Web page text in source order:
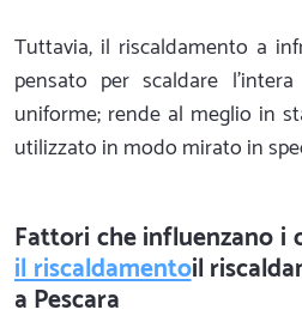
Tuttavia, il riscaldamento a
pensato per scaldare
uniforme; rende al meglio in
utilizzato in modo mirato in
Fattori che influenzano i
il riscaldamentoil
a Pescara